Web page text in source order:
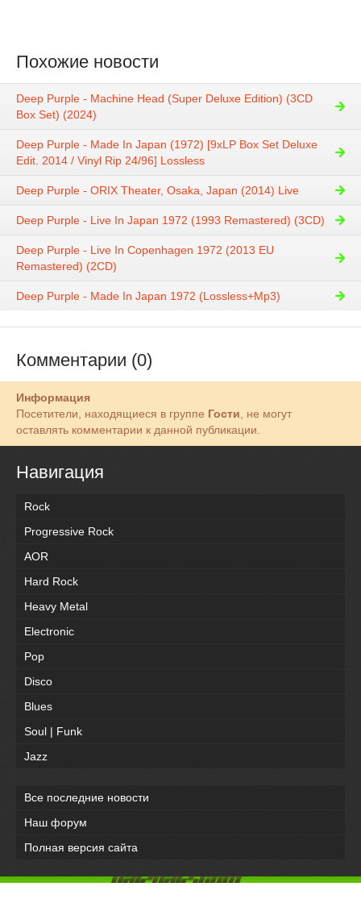
Похожие новости
Deep Purple - Machine Head (Super Deluxe Edition) (3CD
Box Set) (2024)
Deep Purple - Made In Japan (1972) [9xLP Box Set Deluxe
Edit. 2014 / Vinyl Rip 24/96] Lossless
Deep Purple - ORIX Theater, Osaka, Japan (2014) Live
Deep Purple - Live In Japan 1972 (1993 Remastered) (3CD)
Deep Purple - Live In Copenhagen 1972 (2013 EU
Remastered) (2CD)
Deep Purple - Made In Japan 1972 (Lossless+Mp3)
Комментарии (0)
Информация
Посетители, находящиеся в группе Гости, не могут
оставлять комментарии к данной публикации.
Навигация
Rock
Progressive Rock
AOR
Hard Rock
Heavy Metal
Electronic
Pop
Disco
Blues
Soul | Funk
Jazz
Все последние новости
Наш форум
Полная версия сайта